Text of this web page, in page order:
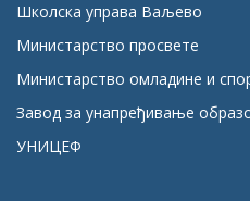
Школска управа Ваљево
Министарство просвете
Министарство омладине и
Завод за унапређивање
УНИЦЕФ